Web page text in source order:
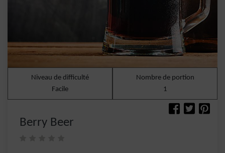
Niveau de difficulté
Facile
Nombre de portion
1
Berry Beer